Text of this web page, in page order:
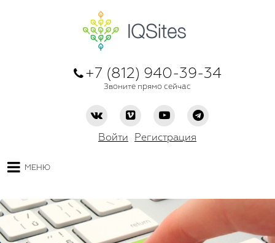
+7 (812) 940-39-34
Звоните прямо сейчас
Войти Регистрация
МЕНЮ